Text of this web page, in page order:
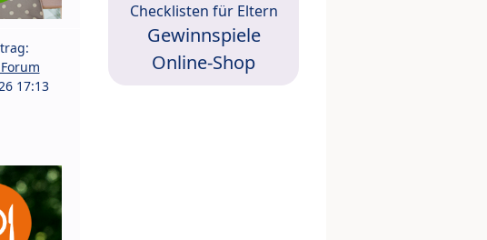
17:13
Checklisten für Eltern
Gewinnspiele
Online-Shop